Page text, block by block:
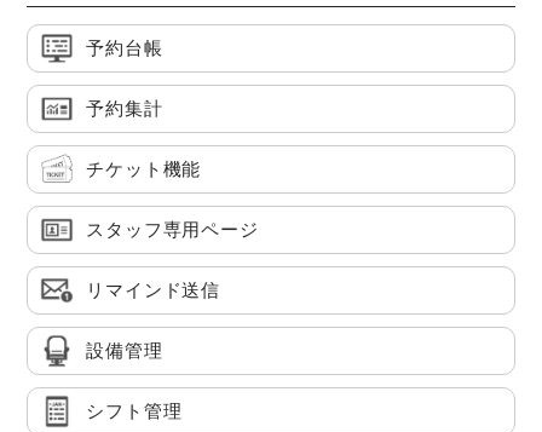
予約台帳
予約集計
チケット機能
スタッフ専用ページ
リマインド送信
設備管理
シフト管理